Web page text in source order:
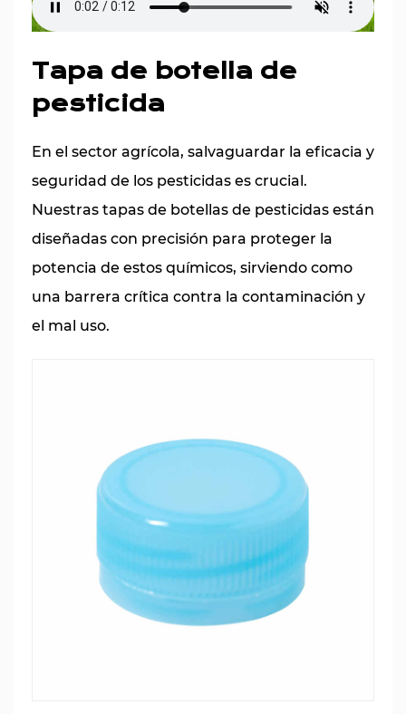
Tapa de botella de
pesticida
En el sector agrícola, salvaguardar la eficacia y
seguridad de los pesticidas es crucial.
Nuestras tapas de botellas de pesticidas están
diseñadas con precisión para proteger la
potencia de estos químicos, sirviendo como
una barrera crítica contra la contaminación y
el mal uso.